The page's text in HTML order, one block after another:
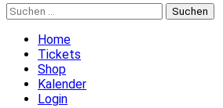
Suchen
Home
Tickets
Shop
Kalender
Login